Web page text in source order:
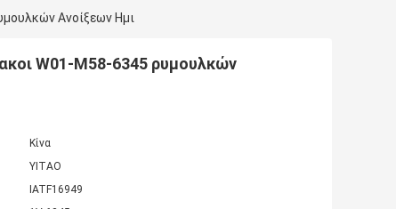
Ανοίξεων Ημι
W01-M58-6345 ρυμουλκών
Κίνα
YITAO
IATF16949